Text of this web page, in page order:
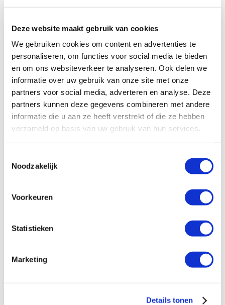
Deze website maakt gebruik van cookies
We gebruiken cookies om content en advertenties te
personaliseren, om functies voor social media te bieden
en om ons websiteverkeer te analyseren. Ook delen we
informatie over uw gebruik van onze site met onze
partners voor social media, adverteren en analyse. Deze
partners kunnen deze gegevens combineren met andere
informatie die u aan ze heeft verstrekt of die ze hebben
verzameld op basis van uw gebruik van hun services.
Noodzakelijk
Voorkeuren
Statistieken
Marketing
Details tonen
Features and Benefits
Typical Product Applications
Downloads